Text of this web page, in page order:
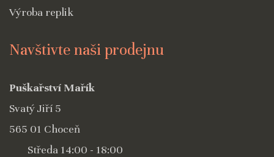
Výroba replik
Navštivte naši prodejnu
Puškařství Mařík
Svatý Jiří 5
565 01 Choceň
Středa 14:00 - 18:00